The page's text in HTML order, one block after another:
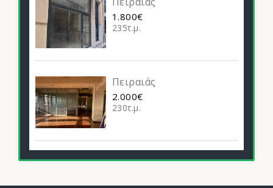
1.800€
235τ.μ.
Πειραιάς
2.000€
230τ.μ.